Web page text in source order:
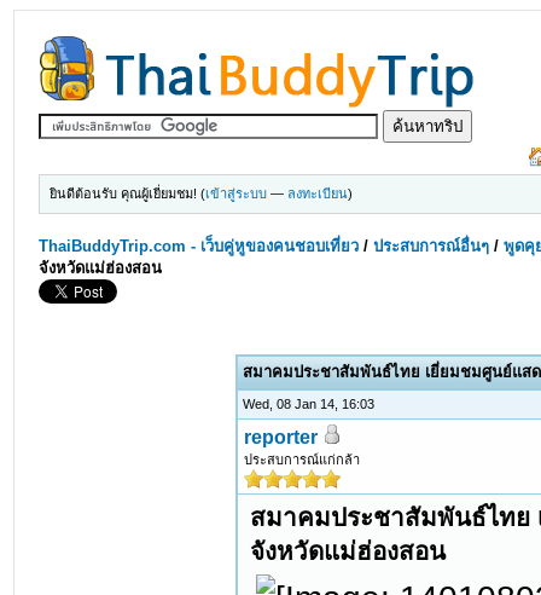
ยินดีต้อนรับ คุณผู้เยี่ยมชม! (เข้าสู่ระบบ — ลงทะเบียน)
ThaiBuddyTrip.com - เว็บคู่หูของคนชอบเที่ยว /ประสบการณ์อื่นๆ /พูดคุ
จังหวัดแม่ฮ่องสอน
สมาคมประชาสัมพันธ์ไทย เยี่ยมชมศูนย์แส
Wed, 08 Jan 14, 16:03
reporter
ประสบการณ์แก่กล้า
สมาคมประชาสัมพันธ์ไทย
จังหวัดแม่ฮ่องสอน